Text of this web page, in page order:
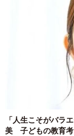
ラスト5分で場をまと
ーグループワー
したが、逆に親
あったのでしょう
まったく別の会社
「人生こそがバラ
美 子どもの教育考